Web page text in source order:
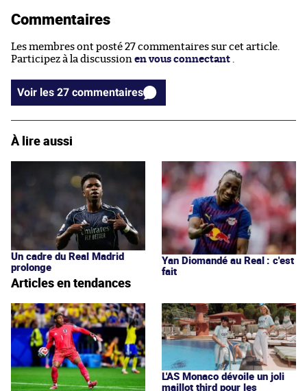
Commentaires
Les membres ont posté 27 commentaires sur cet article.
Participez à la discussion en vous connectant
Voir les 27 commentaires
À lire aussi
Un cadre du Real Madrid
prolonge
Yan Diomandé au Real : c'est
fait
Articles en tendances
L'AS Monaco dévoile un joli
maillot third pour les